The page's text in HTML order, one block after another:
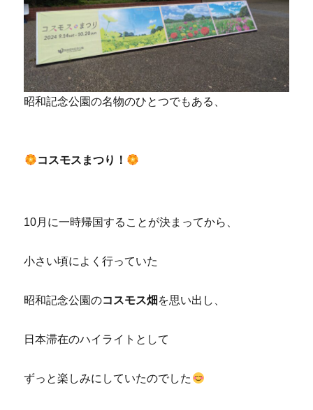
昭和記念公園の名物のひとつでもある、
コスモスまつり！
10月に一時帰国することが決まってから、
小さい頃によく行っていた
昭和記念公園のコスモス畑 を思い出し、
日本滞在のハイライトとして
ずっと楽しみにしていたのでした